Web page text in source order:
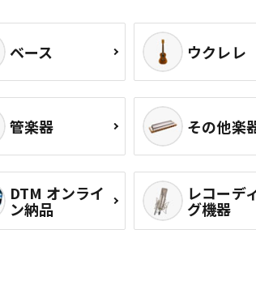
ベース ウクレレ
管楽器 その他楽
DTM オンライ
ン納品
レコーデ
グ機器